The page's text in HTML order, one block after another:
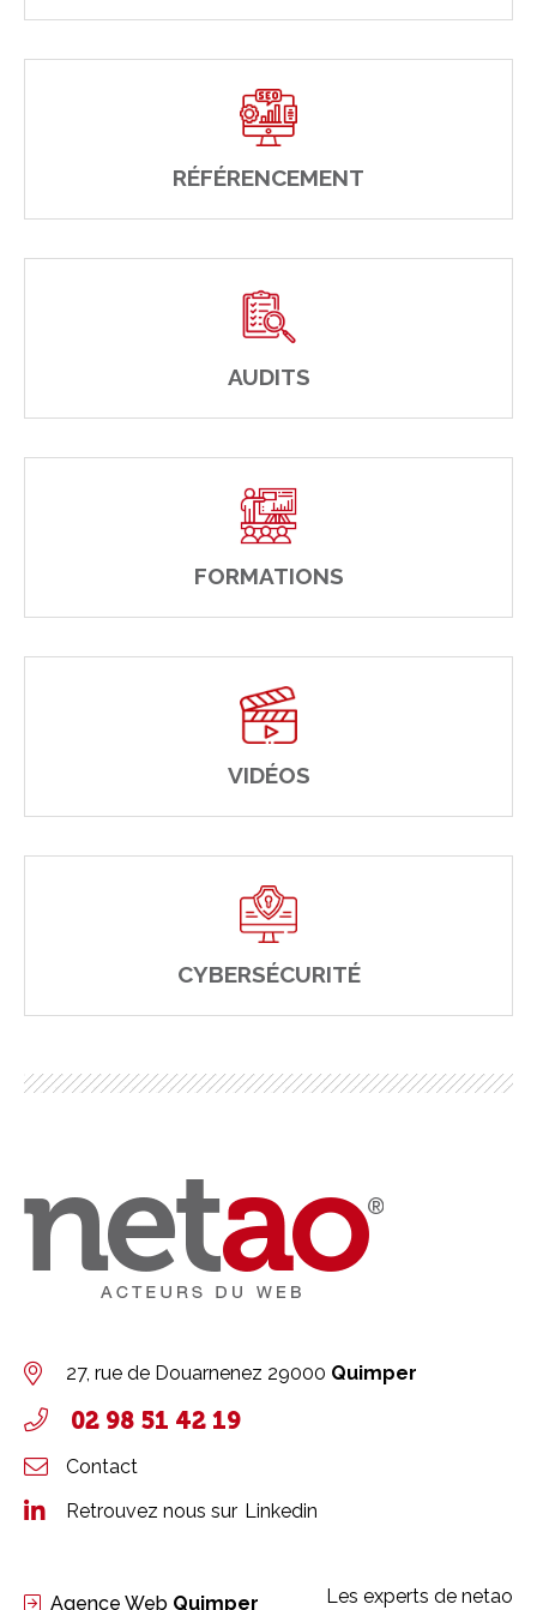
RÉFÉRENCEMENT
AUDITS
FORMATIONS
VIDÉOS
CYBERSÉCURITÉ
27, rue de Douarnenez 29000 Quimper
02 98 51 42 19
Contact
Retrouvez nous sur Linkedin
Agence Web Quimper Les experts de netao